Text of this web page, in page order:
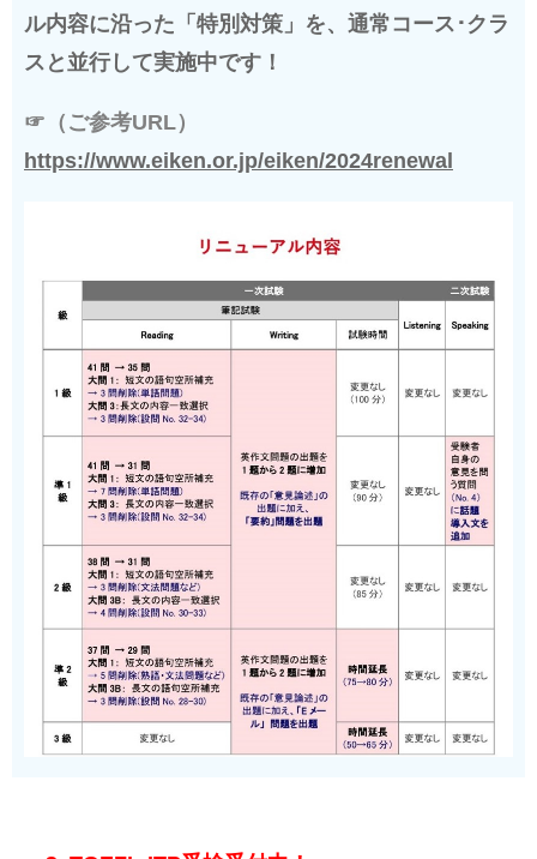
ル内容に沿った「特別対策」を、通常コース･クラ
スと並行して実施中です！
☞（ご参考URL）
https://www.eiken.or.jp/eiken/2024renewal